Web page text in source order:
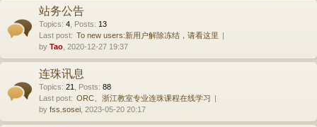
站务公告
Topics: 4 Posts: 13
Last post: To new users:新用户解除冻结，请看这里
by Tao , 2020-12-27 19:37
连珠讯息
Topics: 21 Posts: 88
Last post: ORC、浙江教室专业连珠课程在线学习
by fss.sosei , 2023-05-20 20:17